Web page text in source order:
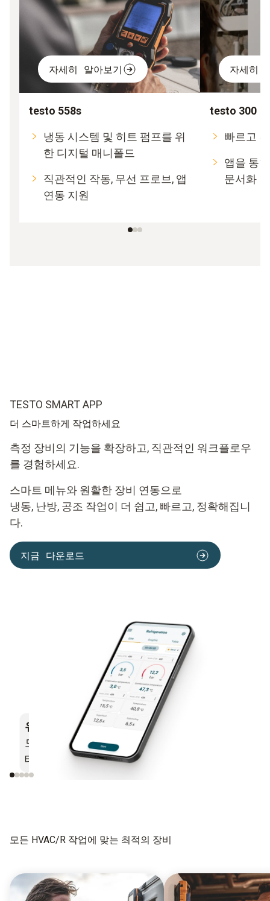
자세히 알아보기
testo 558s
냉동 시스템 및 히트 펌프를 위
한 디지털 매니폴드
직관적인 작동, 무선 프로브, 앱
연동 지원
자세히
testo 300
빠르고
앱을 통
문서화
TESTO SMART APP
더 스마트하게 작업하세요
측정 장비의 기능을 확장하고, 직관적인 워크플로우
를 경험하세요.
스마트 메뉴와 원활한 장비 연동으로
냉동, 난방, 공조 작업이 더 쉽고, 빠르고, 정확해집니
다.
지금 다운로드
유연성
모든 블루투스® 지원
테스토 장치와 함께 작동합니다
모든 HVAC/R 작업에 맞는 최적의 장비